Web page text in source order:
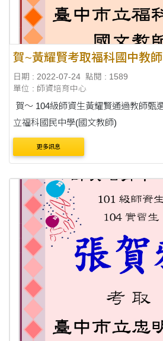
賀~黃耀賢考取福科國中教師
日期 : 2022-07-24 點閱 : 1589
單位 : 師資培育中心
賀～ 104級師資生黃耀賢通過教師甄選， 錄取分發至臺中市
立福科國民中學(國文教師)
更多訊息